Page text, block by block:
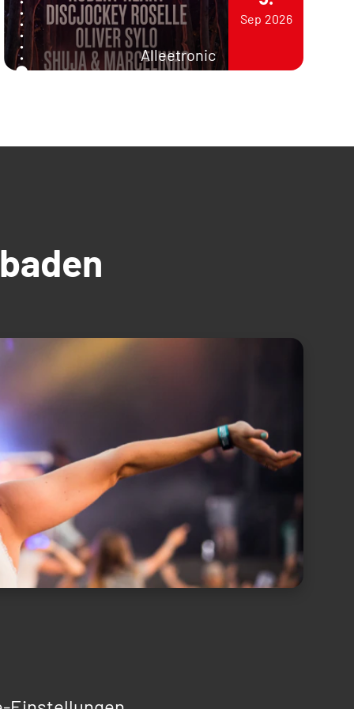
Alleetronic
Sep 2026